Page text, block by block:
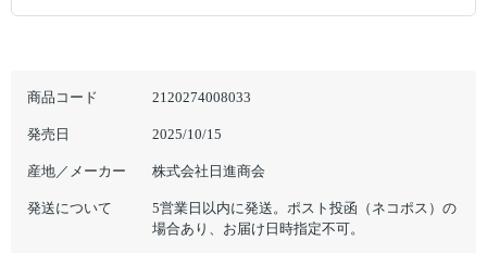
商品コード 2120274008033
発売日 2025/10/15
産地／メーカー 株式会社日進商会
発送について
5営業日以内に発送。ポスト投函（ネコポス）の
場合あり、お届け日時指定不可。